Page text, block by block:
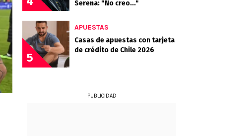
Serena: "No creo..."
5
APUESTAS
Casas de apuestas con tarjeta
de crédito de Chile 2026
PUBLICIDAD